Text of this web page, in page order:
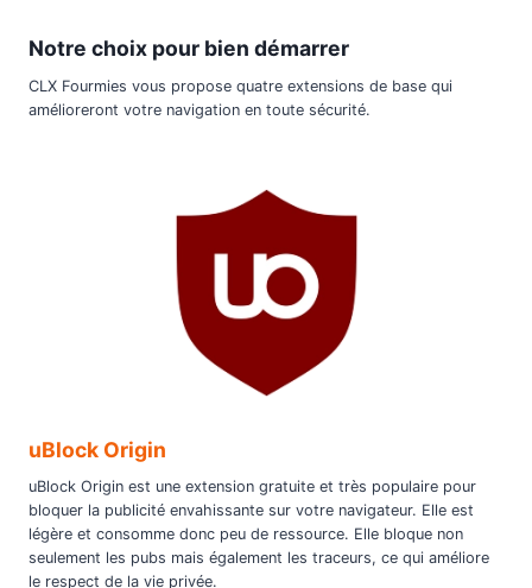
Notre choix pour bien démarrer
CLX Fourmies vous propose quatre extensions de base qui
amélioreront votre navigation en toute sécurité.
uBlock Origin
uBlock Origin est une extension gratuite et très populaire pour
bloquer la publicité envahissante sur votre navigateur. Elle est
légère et consomme donc peu de ressource. Elle bloque non
seulement les pubs mais également les traceurs, ce qui améliore
le respect de la vie privée.